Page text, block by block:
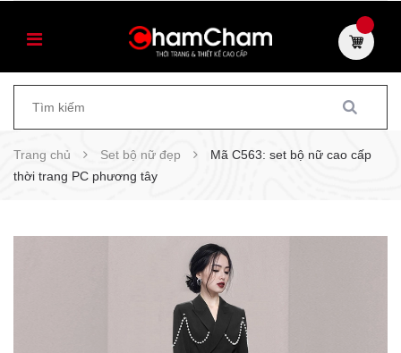
Trang chủ Set bộ nữ đẹp
Mã C563: set bộ nữ cao cấp
thời trang PC phương tây